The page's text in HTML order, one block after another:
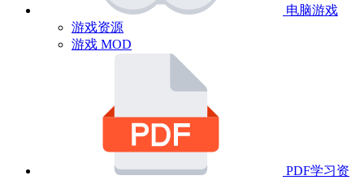
电脑游戏
游戏资源
游戏 MOD
PDF学习资